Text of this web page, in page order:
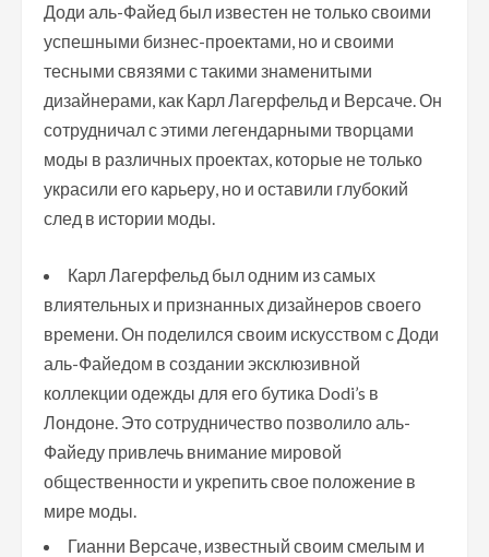
Доди аль-Файед был известен не только своими
успешными бизнес-проектами, но и своими
тесными связями с такими знаменитыми
дизайнерами, как Карл Лагерфельд и Версаче. Он
сотрудничал с этими легендарными творцами
моды в различных проектах, которые не только
украсили его карьеру, но и оставили глубокий
след в истории моды.
Карл Лагерфельд был одним из самых
влиятельных и признанных дизайнеров своего
времени. Он поделился своим искусством с Доди
аль-Файедом в создании эксклюзивной
коллекции одежды для его бутика Dodi’s в
Лондоне. Это сотрудничество позволило аль-
Файеду привлечь внимание мировой
общественности и укрепить свое положение в
мире моды.
Гианни Версаче, известный своим смелым и